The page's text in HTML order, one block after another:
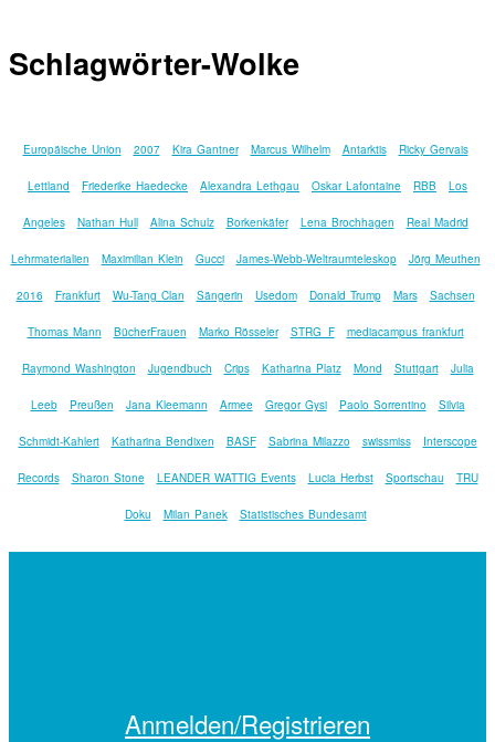
Schlagwörter-Wolke
Europäische Union 2007 Kira Gantner Marcus Wilhelm Antarktis Ricky Gervais
Lettland Friederike Haedecke Alexandra Lethgau Oskar Lafontaine RBB Los
Angeles Nathan Hull Alina Schulz Borkenkäfer Lena Brochhagen Real Madrid
Lehrmaterialien Maximilian Klein Gucci James-Webb-Weltraumteleskop Jörg Meuthen
2016 Frankfurt Wu-Tang Clan Sängerin Usedom Donald Trump Mars Sachsen
Thomas Mann BücherFrauen Marko Rösseler STRG_F mediacampus frankfurt
Raymond Washington Jugendbuch Crips Katharina Platz Mond Stuttgart Julia
Leeb Preußen Jana Kleemann Armee Gregor Gysi Paolo Sorrentino Silvia
Schmidt-Kahlert Katharina Bendixen BASF Sabrina Milazzo swissmiss Interscope
Records Sharon Stone LEANDER WATTIG Events Lucia Herbst Sportschau TRU
Doku Milan Panek Statistisches Bundesamt
Anmelden/Registrieren